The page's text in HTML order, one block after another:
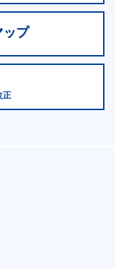
ップ
正